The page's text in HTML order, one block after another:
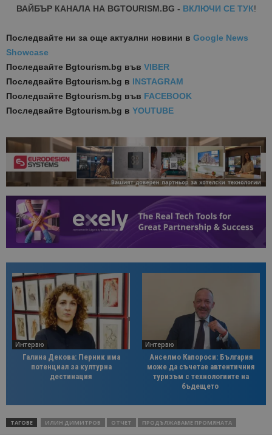
ВАЙБЪР КАНАЛА НА BGTOURISM.BG - ВКЛЮЧИ СЕ ТУК!
Последвайте ни за още актуални новини в Google News
Showcase
Последвайте Bgtourism.bg във VIBER
Последвайте Bgtourism.bg в INSTAGRAM
Последвайте Bgtourism.bg във FACEBOOK
Последвайте Bgtourism.bg в YOUTUBE
Интервю
Галина Декова: Перник има
потенциал за културна
дестинация
Интервю
Анселмо Капороси: България
може да съчетае автентичния
туризъм с технологиите на
бъдещето
ТАГОВЕ ИЛИН ДИМИТРОВ ОТЧЕТ ПРОДЪЛЖАВАМЕ ПРОМЯНАТА